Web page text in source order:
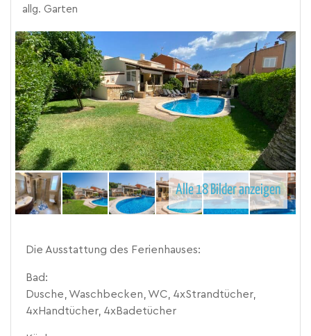
allg. Garten
Alle 18 Bilder anzeigen
Die Ausstattung des Ferienhauses:
Bad:
Dusche, Waschbecken, WC, 4xStrandtücher,
4xHandtücher, 4xBadetücher